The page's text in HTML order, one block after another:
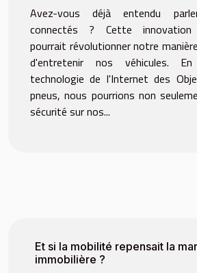
Avez-vous déjà entendu
connectés ? Cette innovation
pourrait révolutionner notre
d'entretenir nos véhicules.
technologie de l'Internet des
pneus, nous pourrions non
sécurité sur nos...
Et si la mobilité repensait la
immobilière ?